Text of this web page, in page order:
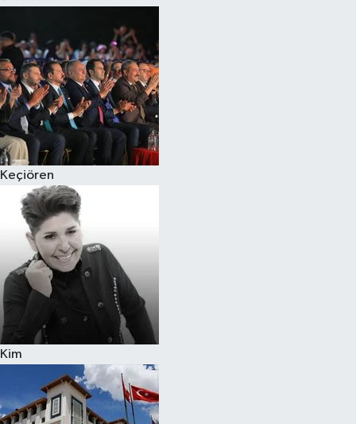
Keçiören
Kim
Teknoloji
Televizyon
Yaşam-Çevre